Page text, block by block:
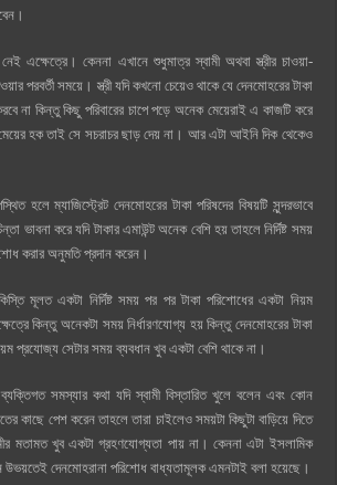
এক্ষেত্রে। কেননা এখানে শুধুমাত্র স্বামী অথবা স্ত্রীর চাওয়া-
পরবর্তী সময়ে। স্ত্রী যদি কখনো চেয়েও থাকে যে দেনমোহরের টাকা
না কিন্তু কিছু পরিবারের চাপে পড়ে অনেক মেয়েরাই এ কাজটি করে
হক তাই সে সচরাচর ছাড় দেয় না। আর এটা আইনি দিক থেকেও
হলে ম্যাজিস্ট্রেট দেনমোহরের টাকা পরিষদের বিষয়টি সুন্দরভাবে
ভাবনা করে যদি টাকার এমাউন্ট অনেক বেশি হয় তাহলে নির্দিষ্ট সময়
করার অনুমতি প্রদান করেন।
মূলত একটা নির্দিষ্ট সময় পর পর টাকা পরিশোধের একটা নিয়ম
কিন্তু অনেকটা সময় নির্ধারণযোগ্য হয় কিন্তু দেনমোহরের টাকা
প্রযোজ্য সেটার সময় ব্যবধান খুব একটা বেশি থাকে না।
সমস্যার কথা যদি স্বামী বিস্তারিত খুলে বলেন এবং কোন
কাছে পেশ করেন তাহলে তারা চাইলেও সময়টা কিছুটা বাড়িয়ে দিতে
মতামত খুব একটা গ্রহণযোগ্যতা পায় না। কেননা এটা ইসলামিক
উভয়তেই দেনমোহরানা পরিশোধ বাধ্যতামূলক এমনটাই বলা হয়েছে।